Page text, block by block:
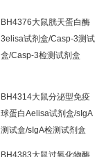
BH4376大鼠胱天蛋白酶
3elisa试剂盒/Casp-3测试
盒/Casp-3检测试剂盒
BH4314大鼠分泌型免疫
球蛋白Aelisa试剂盒/sIgA
测试盒/sIgA检测试剂盒
BH4383大鼠过氧化物酶